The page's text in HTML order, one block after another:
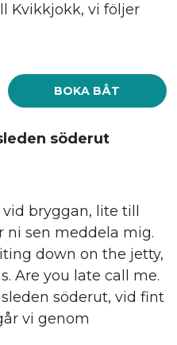
Kvikkjokk, vi följer
BOKA BÅT
söderut
bryggan, lite till
ni sen meddela mig.
down on the jetty,
Are you late call me.
söderut, vid fint
vi genom